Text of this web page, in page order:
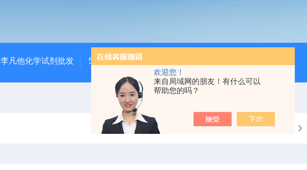
欢迎您！
来自局域网的朋友！有什么可以
帮助您的吗？
李凡他化学试剂批发 500次MTS细胞增殖与细胞毒性检测试剂盒 48t/96t国产
当前位置：首页 产品中心